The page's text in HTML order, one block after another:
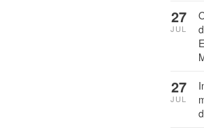
27
JUL
27
JUL